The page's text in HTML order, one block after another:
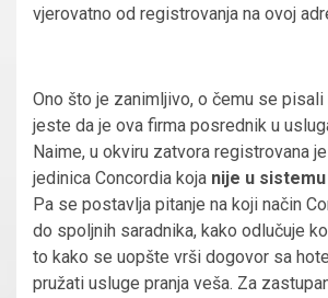
vjerovatno od registrovanja na ovoj
Ono što je zanimljivo, o čemu se pisali
jeste da je ova firma posrednik u
Naime, u okviru zatvora registrovana
jedinica Concordia koja nije u
Pa se postavlja pitanje na koji način
do spoljnih saradnika, kako odlučuje
to kako se uopšte vrši dogovor sa
pružati usluge pranja veša. Za